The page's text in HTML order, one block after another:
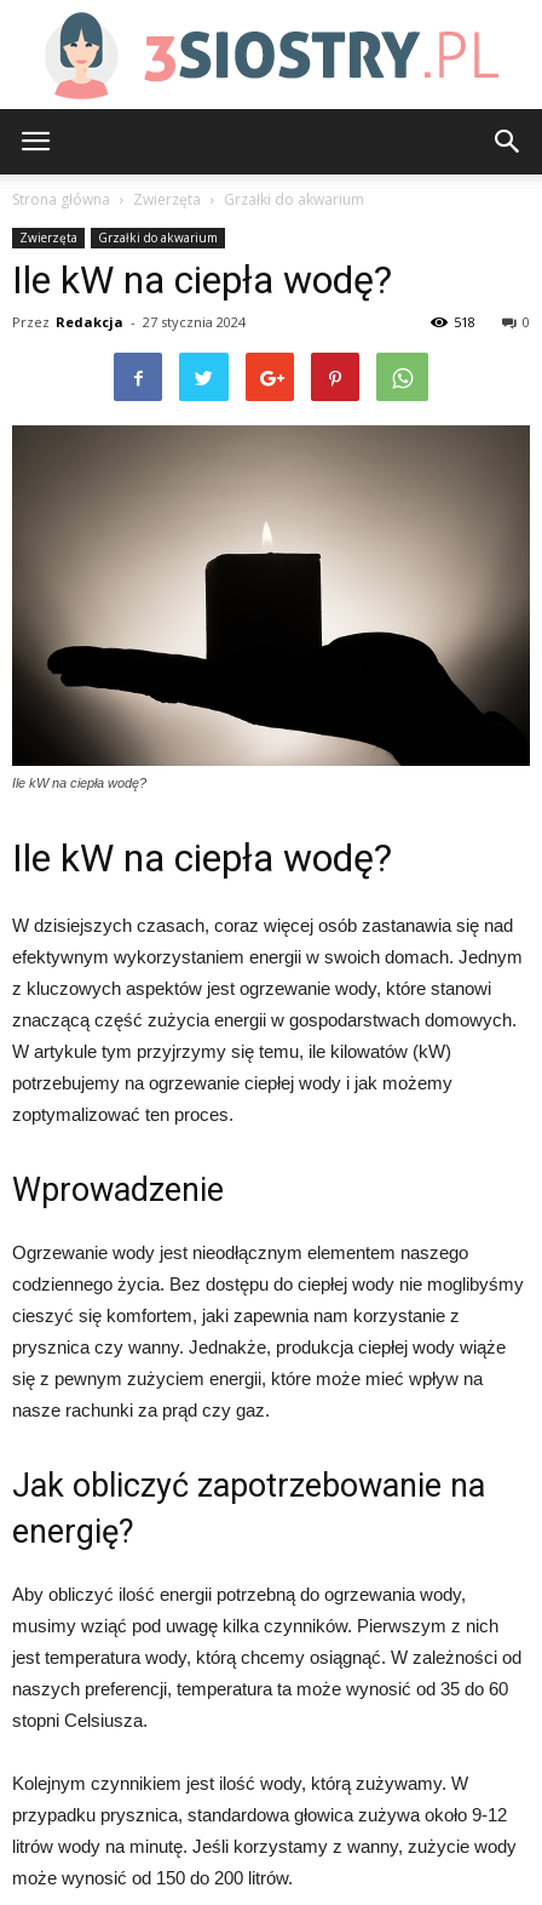
Strona główna Zwierzęta Grzałki do akwarium
Zwierzęta Grzałki do akwarium
Ile kW na ciepła wodę?
Przez Redakcja - 27 stycznia 2024 0
518
Ile kW na ciepła wodę?
Ile kW na ciepła wodę?
W dzisiejszych czasach, coraz więcej osób zastanawia się nad
efektywnym wykorzystaniem energii w swoich domach. Jednym
z kluczowych aspektów jest ogrzewanie wody, które stanowi
znaczącą część zużycia energii w gospodarstwach domowych.
W artykule tym przyjrzymy się temu, ile kilowatów (kW)
potrzebujemy na ogrzewanie ciepłej wody i jak możemy
zoptymalizować ten proces.
Wprowadzenie
Ogrzewanie wody jest nieodłącznym elementem naszego
codziennego życia. Bez dostępu do ciepłej wody nie moglibyśmy
cieszyć się komfortem, jaki zapewnia nam korzystanie z
prysznica czy wanny. Jednakże, produkcja ciepłej wody wiąże
się z pewnym zużyciem energii, które może mieć wpływ na
nasze rachunki za prąd czy gaz.
Jak obliczyć zapotrzebowanie na
energię?
Aby obliczyć ilość energii potrzebną do ogrzewania wody,
musimy wziąć pod uwagę kilka czynników. Pierwszym z nich
jest temperatura wody, którą chcemy osiągnąć. W zależności od
naszych preferencji, temperatura ta może wynosić od 35 do 60
stopni Celsiusza.
Kolejnym czynnikiem jest ilość wody, którą zużywamy. W
przypadku prysznica, standardowa głowica zużywa około 9-12
litrów wody na minutę. Jeśli korzystamy z wanny, zużycie wody
może wynosić od 150 do 200 litrów.